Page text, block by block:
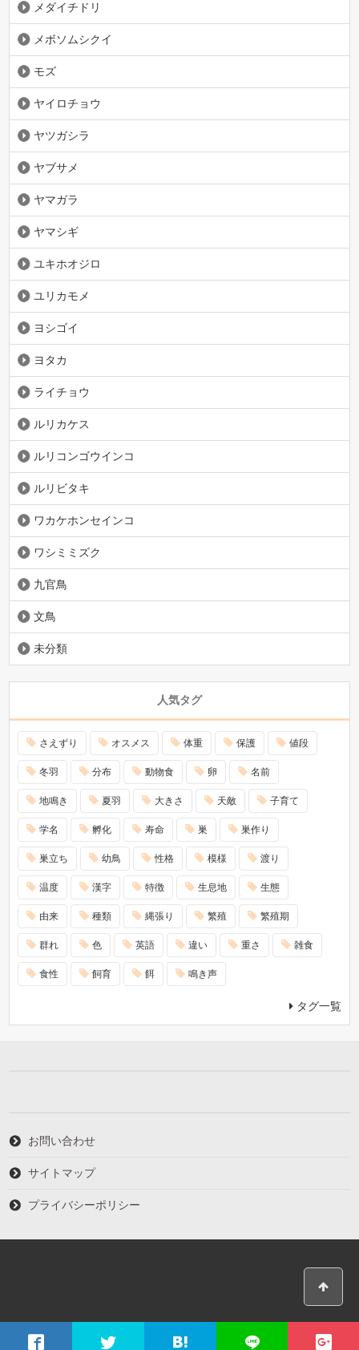
メダイチドリ
メボソムシクイ
モズ
ヤイロチョウ
ヤツガシラ
ヤブサメ
ヤマガラ
ヤマシギ
ユキホオジロ
ユリカモメ
ヨシゴイ
ヨタカ
ライチョウ
ルリカケス
ルリコンゴウインコ
ルリビタキ
ワカケホンセインコ
ワシミミズク
九官鳥
文鳥
未分類
人気タグ
さえずり オスメス 体重 保護 値段
冬羽 分布 動物食 卵 名前
地鳴き 夏羽 大きさ 天敵 子育て
学名 孵化 寿命 巣 巣作り
巣立ち 幼鳥 性格 模様 渡り
温度 漢字 特徴 生息地 生態
由来 種類 縄張り 繁殖 繁殖期
群れ 色 英語 違い 重さ 雑食
食性 飼育 餌 鳴き声
タグ一覧
お問い合わせ
サイトマップ
プライバシーポリシー